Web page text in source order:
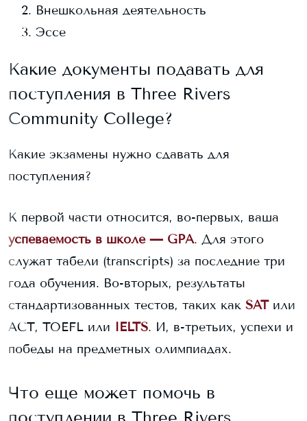
Внешкольная деятельность
Эссе
Какие документы подавать для
поступления в Three Rivers
Community College?
Какие экзамены нужно сдавать для
поступления?
К первой части относится, во-первых, ваша
успеваемость в школе — GPA. Для этого
служат табели (transcripts) за последние три
года обучения. Во-вторых, результаты
стандартизованных тестов, таких как SAT или
ACT, TOEFL или IELTS. И, в-третьих, успехи и
победы на предметных олимпиадах.
Что еще может помочь в